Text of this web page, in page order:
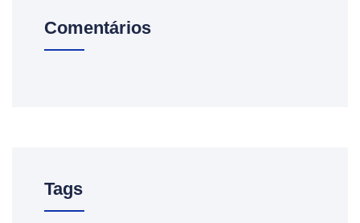
Comentários
Tags